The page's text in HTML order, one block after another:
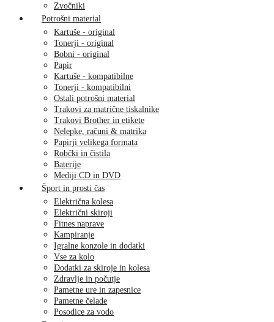
Zvočniki
Potrošni material
Kartuše - original
Tonerji - original
Bobni - original
Papir
Kartuše - kompatibilne
Tonerji - kompatibilni
Ostali potrošni material
Trakovi za matrične tiskalnike
Trakovi Brother in etikete
Nelepke, računi & matrika
Papirji velikega formata
Robčki in čistila
Baterije
Mediji CD in DVD
Šport in prosti čas
Električna kolesa
Električni skiroji
Fitnes naprave
Kampiranje
Igralne konzole in dodatki
Vse za kolo
Dodatki za skiroje in kolesa
Zdravlje in počutje
Pametne ure in zapesnice
Pametne čelade
Posodice za vodo